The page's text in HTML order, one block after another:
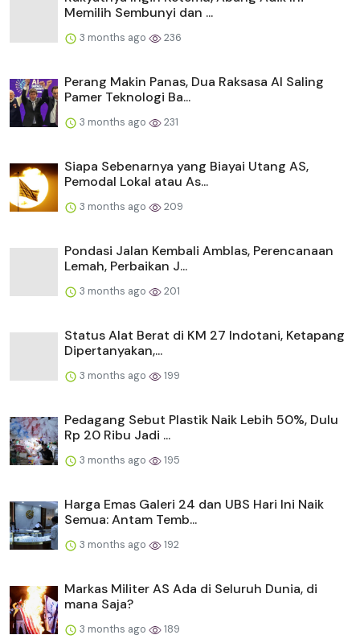
Memilih Sembunyi dan ...
3 months ago 236
Perang Makin Panas, Dua Raksasa AI Saling
Pamer Teknologi Ba...
3 months ago 231
Siapa Sebenarnya yang Biayai Utang AS,
Pemodal Lokal atau As...
3 months ago 209
Pondasi Jalan Kembali Amblas, Perencanaan
Lemah, Perbaikan J...
3 months ago 201
Status Alat Berat di KM 27 Indotani, Ketapang
Dipertanyakan,...
3 months ago 199
Pedagang Sebut Plastik Naik Lebih 50%, Dulu
Rp 20 Ribu Jadi ...
3 months ago 195
Harga Emas Galeri 24 dan UBS Hari Ini Naik
Semua: Antam Temb...
3 months ago 192
Markas Militer AS Ada di Seluruh Dunia, di
mana Saja?
3 months ago 189